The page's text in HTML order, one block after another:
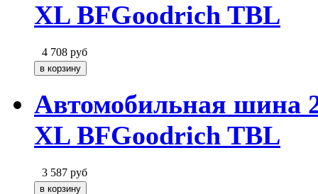
XL BFGoodrich TBL
4 708 руб
Автомобильная шина
XL BFGoodrich TBL
3 587 руб